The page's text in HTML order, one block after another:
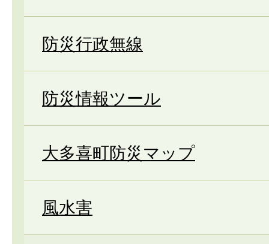
防災行政無線
防災情報ツール
大多喜町防災マップ
風水害